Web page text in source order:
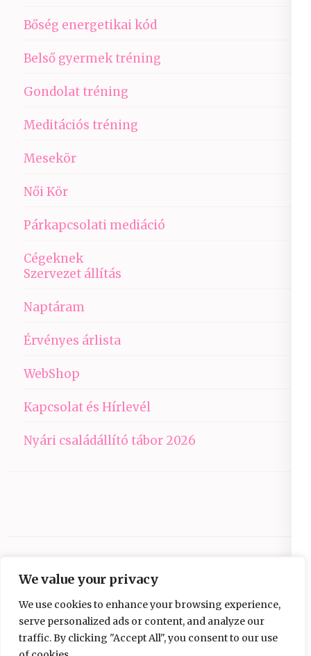
We value your privacy
We use cookies to enhance your browsing experience,
serve personalized ads or content, and analyze our
traffic. By clicking "Accept All", you consent to our use
Bőség energetikai kód
Belső gyermek tréning
Gondolat tréning
Meditációs tréning
Mesekör
Női Kör
Párkapcsolati mediáció
Cégeknek
Szervezet állítás
Naptáram
Érvényes árlista
WebShop
Kapcsolat és Hírlevél
Nyári családállító tábor 2026
Copyright © 2026Ezüst-Híd.
Elegant Pink